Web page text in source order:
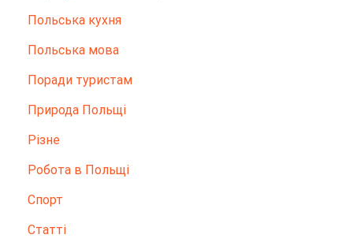
Польська кухня
Польська мова
Поради туристам
Природа Польщі
Різне
Робота в Польщі
Спорт
Статті